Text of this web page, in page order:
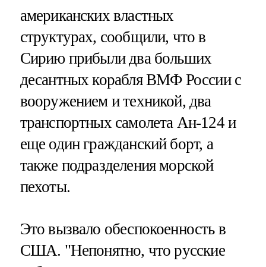
американских властных
структурах, сообщили, что в
Сирию прибыли два больших
десантных корабля ВМФ России с
вооружением и техникой, два
транспортных самолета Ан-124 и
еще один гражданский борт, а
также подразделения морской
пехоты.
Это вызвало обеспокоенность в
США. "Непонятно, что русские